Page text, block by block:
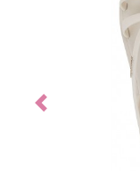
Previous